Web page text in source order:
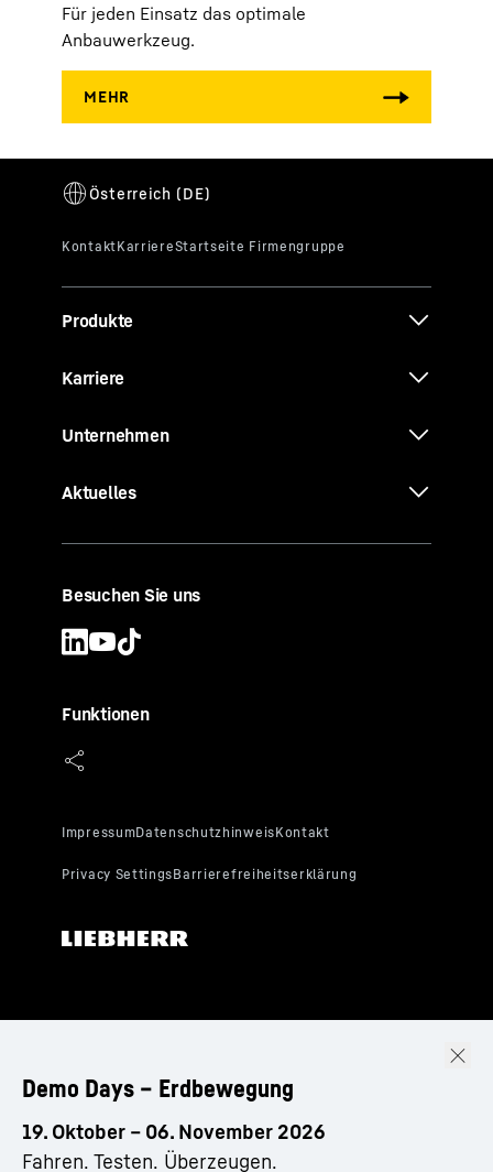
Für jeden Einsatz das optimale
Anbauwerkzeug.
Demo Days – Erdbewegung
19. Oktober – 06. November 2026
Fahren. Testen. Überzeugen.
Produkte
Karriere
Unternehmen
Aktuelles
Besuchen Sie uns
Funktionen